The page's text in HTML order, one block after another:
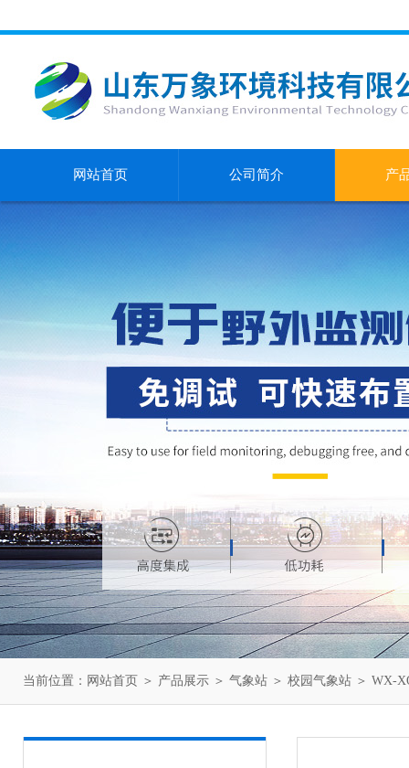
网站首页 公司简介 产
当前位置： 网站首页 ＞ 产品展示 ＞ 气象站 ＞ 校园气象站 ＞ WX-